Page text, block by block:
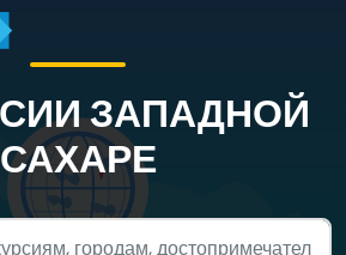
ЗАПАДНОЙ
САХАРЕ